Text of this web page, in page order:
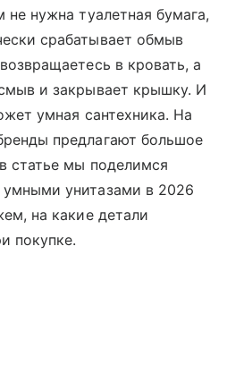
не нужна туалетная бумага,
срабатывает обмыв
в кровать, а
и закрывает крышку. И
умная сантехника. На
предлагают большое
статье мы поделимся
унитазами в 2026
на какие детали
покупке.